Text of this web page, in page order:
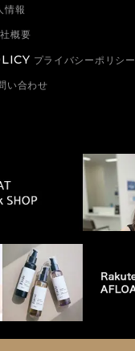
情報
概要
プライバシーポリシー
い合わせ